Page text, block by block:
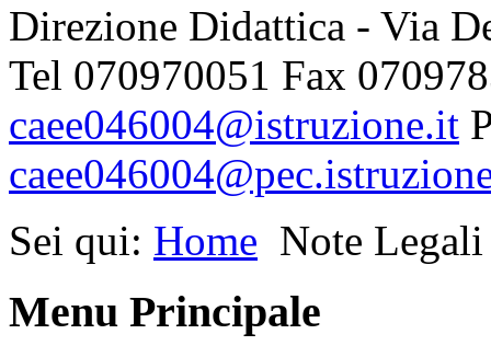
Direzione Didattica - Via
Tel 070970051 Fax
caee046004@istruzione.it
Sei qui: Home Note Legali
Menu Principale